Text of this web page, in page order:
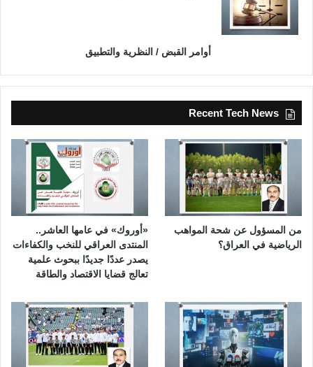
أوامر القبض / النظرية والتطبيق
Recent Tech News
من المسؤول عن شحة المواهب
الرياضية في العراق؟
«أوروك» في عامها العاشر..
المنتدى العراقي للنخب والكفاءات
يصدر عددًا جديدًا ببحوث علمية
تعالج قضايا الاقتصاد والطاقة